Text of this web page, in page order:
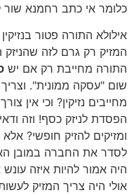
כלומר אי כתב רחמנא שור
אילולא התורה פטור
המזיק רק גרם לזה
התורה מחייבת רק אם יש
שום "עסקה ממונית". וצריך
מחייבים נזיקין? וכי אין
הפסדת לניזק כסף! וזה
ומזיקים להזיק חופשי?
לסדר את החברה במובן
היה אמור להיות איזה עונש
אולי היה צריך המזיק